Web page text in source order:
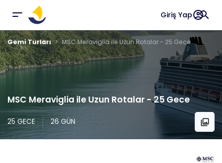
Giriş Yapaccount_circlesearch
Gemi Turları MSC Meraviglia ile Uzun Rotalar - 25 Gece
MSC Meraviglia ile Uzun Rotalar - 25 Gece
25 GECE 26 GÜN collections